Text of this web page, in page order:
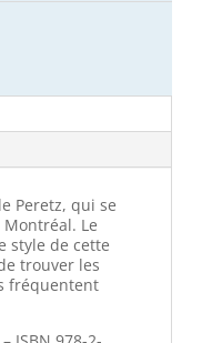
Peretz, qui se
Le
style de cette
trouver les
fréquentent